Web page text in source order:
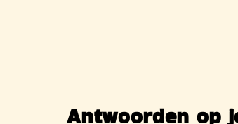
Antwoorden op